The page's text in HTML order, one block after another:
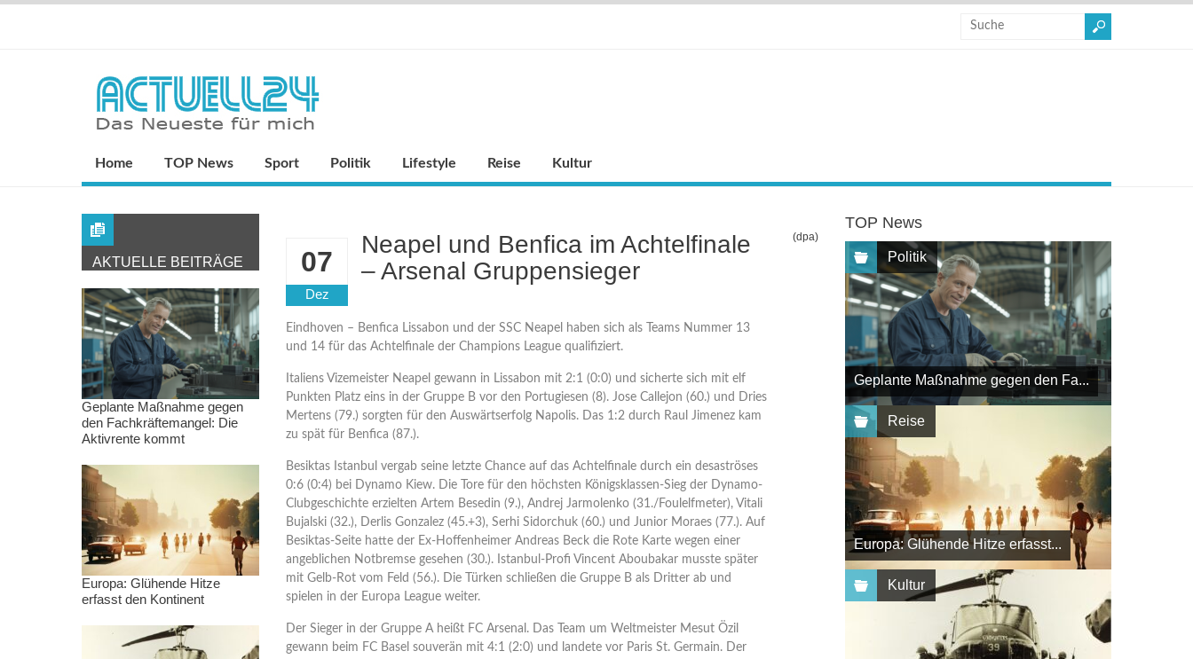
Home TOP News Sport Politik Lifestyle Reise Kultur
07
Dez
Neapel und Benfica im Achtelfinale
– Arsenal Gruppensieger
(dpa)
Eindhoven – Benfica Lissabon und der SSC Neapel haben sich als Teams Nummer 13
und 14 für das Achtelfinale der Champions League qualifiziert.
Italiens Vizemeister Neapel gewann in Lissabon mit 2:1 (0:0) und sicherte sich mit elf
Punkten Platz eins in der Gruppe B vor den Portugiesen (8). Jose Callejon (60.) und Dries
Mertens (79.) sorgten für den Auswärtserfolg Napolis. Das 1:2 durch Raul Jimenez kam
zu spät für Benfica (87.).
Besiktas Istanbul vergab seine letzte Chance auf das Achtelfinale durch ein desaströses
0:6 (0:4) bei Dynamo Kiew. Die Tore für den höchsten Königsklassen-Sieg der Dynamo-
Clubgeschichte erzielten Artem Besedin (9.), Andrej Jarmolenko (31./Foulelfmeter), Vitali
Bujalski (32.), Derlis Gonzalez (45.+3), Serhi Sidorchuk (60.) und Junior Moraes (77.). Auf
Besiktas-Seite hatte der Ex-Hoffenheimer Andreas Beck die Rote Karte wegen einer
angeblichen Notbremse gesehen (30.). Istanbul-Profi Vincent Aboubakar musste später
mit Gelb-Rot vom Feld (56.). Die Türken schließen die Gruppe B als Dritter ab und
spielen in der Europa League weiter.
Der Sieger in der Gruppe A heißt FC Arsenal. Das Team um Weltmeister Mesut Özil
gewann beim FC Basel souverän mit 4:1 (2:0) und landete vor Paris St. Germain. Der
TOP News
Politik
Geplante Maßnahme gegen den Fa...
Reise
Europa: Glühende Hitze erfasst...
Kultur
AKTUELLE BEITRÄGE
Geplante Maßnahme gegen
den Fachkräftemangel: Die
Aktivrente kommt
Europa: Glühende Hitze
erfasst den Kontinent